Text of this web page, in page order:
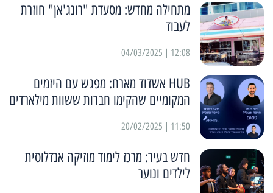
מתחילה מחדש: מסעדת "רונג'אן" חוזרת
לעבוד
12:08 | 04/03/2025
HUB אשדוד מארח: מפגש עם היזמים
המקומיים שהקימו חברות ששוות מילארדים
11:50 | 20/02/2025
חדש בעיר: מרכז לימוד מוזיקה אנדלוסית
לילדים ונוער